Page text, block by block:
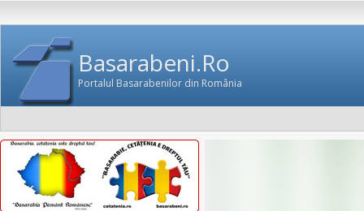
Basarabeni.Ro
Portalul Basarabenilor din România